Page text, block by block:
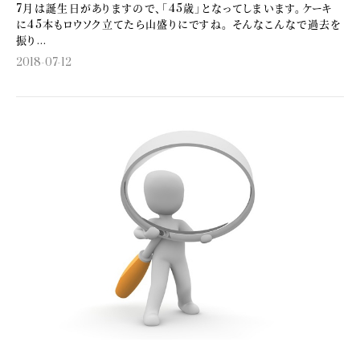
7月は誕生日がありますので、「45歳」となってしまいます。ケーキ
に45本もロウソク立てたら山盛りにですね。 そんなこんなで過去を
振り...
2018-07-12